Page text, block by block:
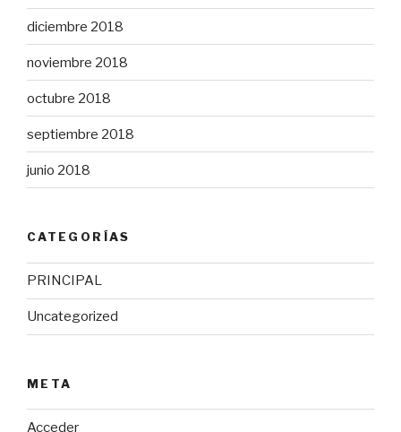
diciembre 2018
noviembre 2018
octubre 2018
septiembre 2018
junio 2018
CATEGORÍAS
PRINCIPAL
Uncategorized
META
Acceder